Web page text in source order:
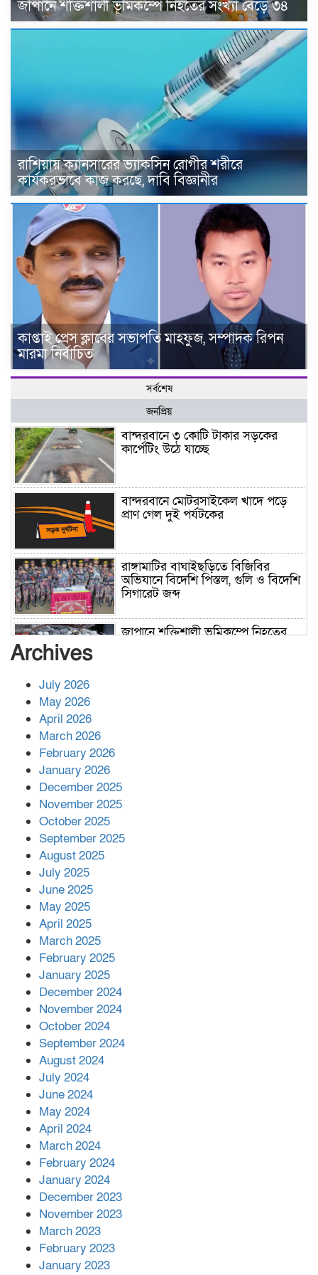
জাপানে শক্তিশালী ভূমিকম্পে নিহতের সংখ্যা বেড়ে ৩৪
রাশিয়ায় ক্যানসারের ভ্যাকসিন রোগীর শরীরে
কার্যকরভাবে কাজ করছে, দাবি বিজ্ঞানীর
কাপ্তাই প্রেস ক্লাবের সভাপতি মাহফুজ, সম্পাদক রিপন
মারমা নির্বাচিত
সর্বশেষ
জনপ্রিয়
বান্দরবানে ৩ কোটি টাকার সড়কের
কার্পেটিং উঠে যাচ্ছে
বান্দরবানে মোটরসাইকেল খাদে পড়ে
প্রাণ গেল দুই পর্যটকের
রাঙ্গামাটির বাঘাইছড়িতে বিজিবির
অভিযানে বিদেশি পিস্তল, গুলি ও বিদেশি
সিগারেট জব্দ
জাপানে শক্তিশালী ভূমিকম্পে নিহতের
পর ফোন তারেক রহমানের,গ্যাস সঙ্কট
সহায়তা দিলেন সাচিং প্রু জেরী
Archives
July 2026
May 2026
April 2026
March 2026
February 2026
January 2026
December 2025
November 2025
October 2025
September 2025
August 2025
July 2025
June 2025
May 2025
April 2025
March 2025
February 2025
January 2025
December 2024
November 2024
October 2024
September 2024
August 2024
July 2024
June 2024
May 2024
April 2024
March 2024
February 2024
January 2024
December 2023
November 2023
March 2023
February 2023
January 2023